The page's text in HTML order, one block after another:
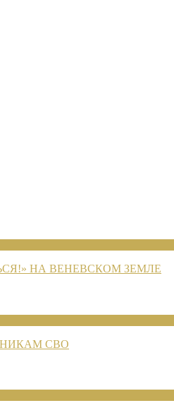
НА ВЕНЕВСКОМ ЗЕМЛЕ
СВО